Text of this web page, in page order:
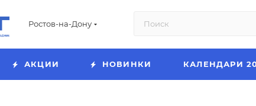
Ростов-на-Дону
АКЦИИ НОВИНКИ КАЛЕНДАРИ